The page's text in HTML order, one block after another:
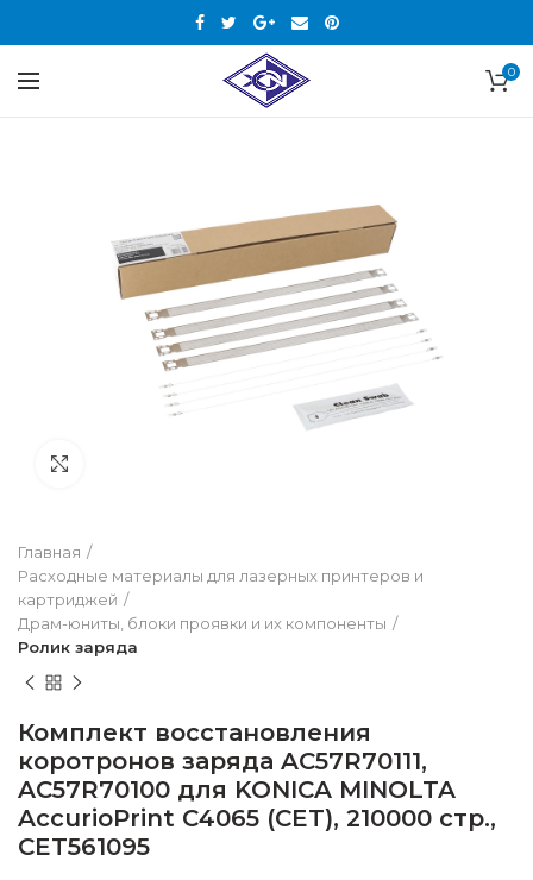
0
Главная
Расходные материалы для лазерных принтеров и
картриджей
Драм-юниты, блоки проявки и их компоненты
Ролик заряда
Комплект восстановления
коротронов заряда AC57R70111,
AC57R70100 для KONICA MINOLTA
AccurioPrint C4065 (CET), 210000 стр.,
CET561095